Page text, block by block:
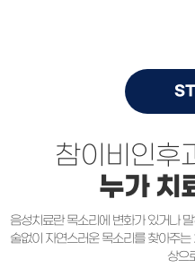
참이비인후
누가 치
음성치료란 목소리에 변화가 있거나
술없이 자연스러운 목소리를 찾아주
상으